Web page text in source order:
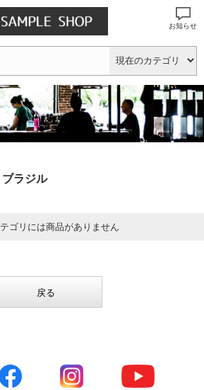
お知らせ
ブラジル
ゴリには商品がありません
戻る